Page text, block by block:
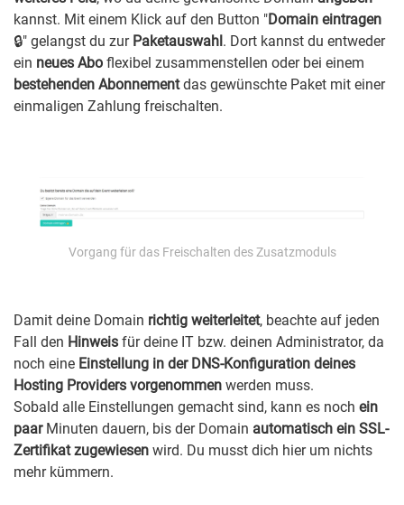
kannst. Mit einem Klick auf den Button "Domain eintragen
🔒" gelangst du zur Paketauswahl. Dort kannst du entweder
ein neues Abo flexibel zusammenstellen oder bei einem
bestehenden Abonnementdas gewünschte Paket mit einer
einmaligen Zahlung freischalten.
Vorgang für das Freischalten des Zusatzmoduls
Damit deine Domain richtig weiterleitet, beachte auf jeden
Fall den Hinweis für deine IT bzw. deinen Administrator, da
noch eine Einstellung in der DNS-Konfiguration deines
Hosting Providers vorgenommen werden muss.
Sobald alle Einstellungen gemacht sind, kann es noch ein
paarMinuten dauern, bis der Domain automatisch ein SSL-
Zertifikat zugewiesen wird. Du musst dich hier um nichts
mehr kümmern.